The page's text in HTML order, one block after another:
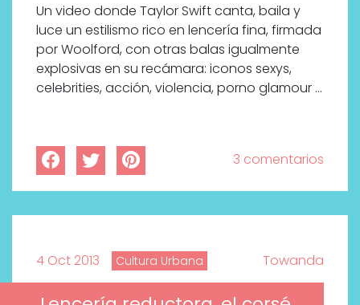
Un video donde Taylor Swift canta, baila y
luce un estilismo rico en lencería fina, firmada
por Woolford, con otras balas igualmente
explosivas en su recámara: iconos sexys,
celebrities, acción, violencia, porno glamour …
3 comentarios
4 Oct 2013 Cultura Urbana Towanda